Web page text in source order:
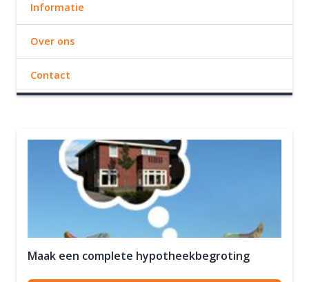
Informatie
Over ons
Contact
Maak een complete hypotheekbegroting